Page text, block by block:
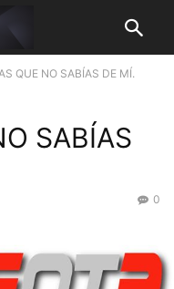
QUE NO SABÍAS DE MÍ.
SABÍAS
0